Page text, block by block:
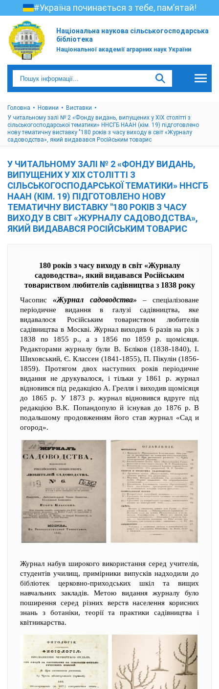
#Україна починається з тебе, пам’ятай!
Національна наукова сільськогосподарська
бібліотека
Національної академії аграрних наук України
Головна Новини
Виставки
У читальному залі № 2 «Фонду видань, випущених у ХІХ столітті з
сільськогосподарської тематики» ННСГБ НААН (кім. 19) підготовлено
нову тематичну виставку "180 років з часу виходу в світ «Журналу
садоводства», який видавався Російським товарис
У ЧИТАЛЬНОМУ ЗАЛІ № 2 «ФОНДУ ВИДАНЬ,
ВИПУЩЕНИХ У ХІХ СТОЛІТТІ З
СІЛЬСЬКОГОСПОДАРСЬКОЇ ТЕМАТИКИ» ННСГБ
НААН (КІМ. 19) ПІДГОТОВЛЕНО НОВУ
ТЕМАТИЧНУ ВИСТАВКУ "180 РОКІВ З ЧАСУ
ВИХОДУ В СВІТ «ЖУРНАЛУ САДОВОДСТВА»,
ЯКИЙ ВИДАВАВСЯ РОСІЙСЬКИМ ТОВАРИС
180 років з часу виходу в світ «Журналу
садоводства», який видавався Російським
товариством любителів садівництва з 1838 року
Часопис«Журнал садоводства» – спеціалізоване
періодичне видання в галузі садівництва, яке
видавалося Російським товариством любителів
садівництва в Москві. Журнал виходив 6 разів на рік з
1838 по 1855 р., а з 1856 по 1859 р. щомісяця.
Редакторами журналу були В. Бєліков (1838-1840), І.
Шиховський, Є. Классен (1841-1855), П. Пікулін (1856-
1859). Протягом двох наступних років періодичне
видання не друкувалося, і тільки у 1861 р. журнал
відновився під редакцією А. Грелля і виходив щомісяця
до 1865 р. У 1873 р. журнал відновився вдруге під
редакцією В.К. Попандопуло й існував до 1876 р. В
подальшому продовженням його став журнал «Сад и
огород».
Журнал набув широкого використання серед учителів,
студентів училищ, примірники випусків надходили до
бібліотек церковно-приходських шкіл та вищих
навчальних закладів. Метою видання журналу було
поширення серед різних верств населення корисних
знань з ботаніки, теорії та практики садівництва і
квітникарства.